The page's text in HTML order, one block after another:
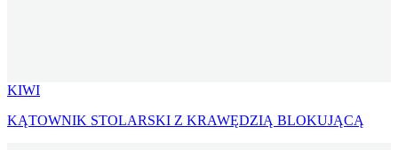
KIWI
KĄTOWNIK STOLARSKI Z KRAWĘDZIĄ BLOKUJĄCĄ